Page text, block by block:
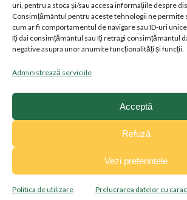
uri, pentru a stoca și/sau accesa informațiile despre
Consimțământul pentru aceste tehnologii ne permite
cum ar fi comportamentul de navigare sau ID-uri
îți dai consimțământul sau îți retragi consimțământul
negative asupra unor anumite funcționalități și funcții.
Administrează serviciile
Acceptă
Refuză
Vezi preferințele
Politica de utilizare Prelucrarea datelor cu
Sunt de acord cu
Termenii si conditiile de utilizare a
Prelucrarea datelor cu caracter
Copyright 2025 © FONDUL
Website realizat deDC Web